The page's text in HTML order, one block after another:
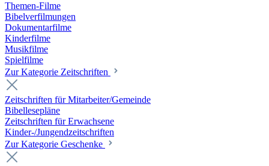
Themen-Filme
Bibelverfilmungen
Dokumentarfilme
Kinderfilme
Musikfilme
Spielfilme
Zur Kategorie Zeitschriften
Zeitschriften für Mitarbeiter/Gemeinde
Bibellesepläne
Zeitschriften für Erwachsene
Kinder-/Jungendzeitschriften
Zur Kategorie Geschenke